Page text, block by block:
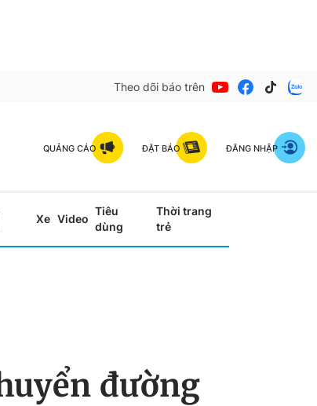
Theo dõi báo trên
QUẢNG CÁO ĐẶT BÁO ĐĂNG NHẬP
Xe Video
Tiêu
dùng
Thời trang
trẻ
đường